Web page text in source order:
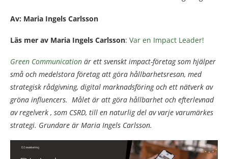
Av: Maria Ingels Carlsson
Läs mer av Maria Ingels Carlsson: Var en Impact Leader!
Green Communication är ett svenskt impact-företag som hjälper
små och medelstora företag att göra hållbarhetsresan, med
strategisk rådgivning, digital marknadsföring och ett nätverk av
gröna influencers. Målet är att göra hållbarhet och efterlevnad
av regelverk , som CSRD, till en naturlig del av varje varumärkes
strategi. Grundare är Maria Ingels Carlsson.